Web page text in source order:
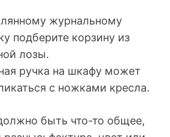
журнальному
подберите корзину из
лозы.
ручка на шкафу может
с ножками кресла.
быть что-то общее,